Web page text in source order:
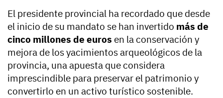
El presidente provincial ha recordado que desde
el inicio de su mandato se han invertido más de
cinco millones de euros en la conservación y
mejora de los yacimientos arqueológicos de la
provincia, una apuesta que considera
imprescindible para preservar el patrimonio y
convertirlo en un activo turístico sostenible.